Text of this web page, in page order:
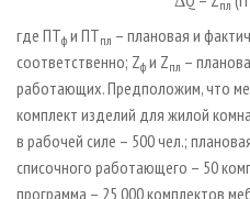
пл
где ПТф и ПТпл – плановая и
соответственно; Zф и Zпл –
работающих. Предположим, что
комплект изделий для жилой
в рабочей силе – 500 чел.;
списочного работающего – 50
программа – 25 000 комплектов